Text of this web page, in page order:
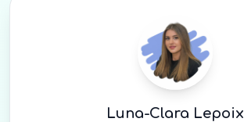
Luna-Clara Lepoix